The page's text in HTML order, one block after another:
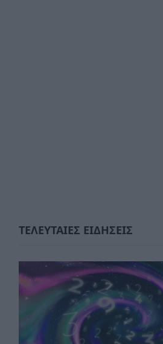
ΤΕΛΕΥΤΑΙΕΣ ΕΙΔΗΣΕΙΣ